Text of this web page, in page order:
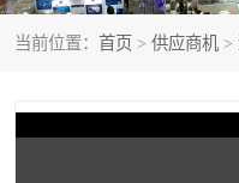
当前位置： 首页 > 供应商机 >
活动策划